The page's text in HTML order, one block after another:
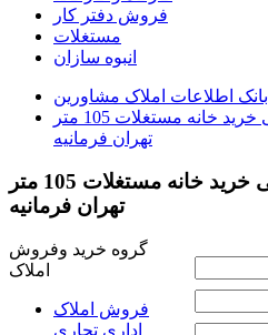
فروش دفتر کار
مستغلات
انبوه سازان
بانک اطلاعات املاک مشاورين
ارتباط با آگهی دهنده آگهی خرید خانه مستغلات 105 متر
تهران فرمانيه
ارتباط با آگهی دهنده آگهی خرید خانه مستغلات 105 متر
تهران فرمانيه
گروه خرید وفروش
املاک
فروش املاک
اداری تجاری